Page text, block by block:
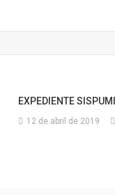
EXPEDIENTE SISPUMI
12 de abril de 2019